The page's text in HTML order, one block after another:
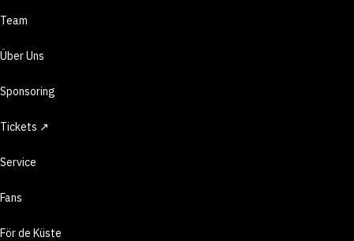
Team
Über Uns
Sponsoring
Tickets ↗
Service
Fans
För de Küste